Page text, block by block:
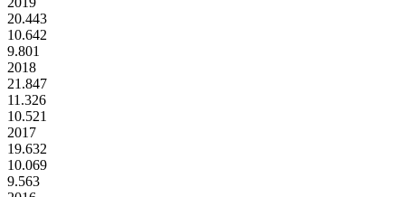
20.443
10.642
9.801
2018
21.847
11.326
10.521
2017
19.632
10.069
9.563